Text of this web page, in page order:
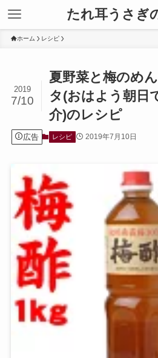
たれ耳うさぎ
ホーム レシピ
夏野菜と梅のめ
タ(おはよう朝日
介)のレシピ
2019
7/10
広告 レシピ 2019年7月10日